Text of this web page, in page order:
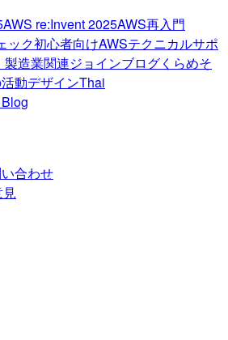
AWS re:Invent 2025AWS再入門
ック初心者向けAWSテクニカルサポ
製造業関連ジョインブログくらめそ
動デザインThai
合わせ